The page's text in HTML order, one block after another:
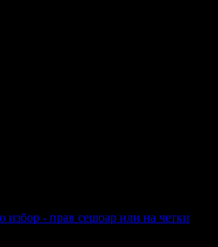
избор - прав сешоар или на четки